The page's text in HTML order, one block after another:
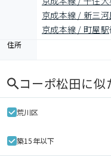
京成本線 / 新三
京成本線 / 町屋駅
住所
コーポ松田に似
荒川区
築15年以下